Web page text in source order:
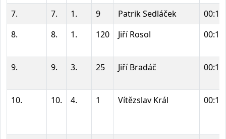
7. 7. 1. 9 Patrik Sedláček
8.
8. 1. 120 Jiří Rosol
9. 9. 3. 25 Jiří Bradáč
10. 10. 4. 1 Vítězslav Král